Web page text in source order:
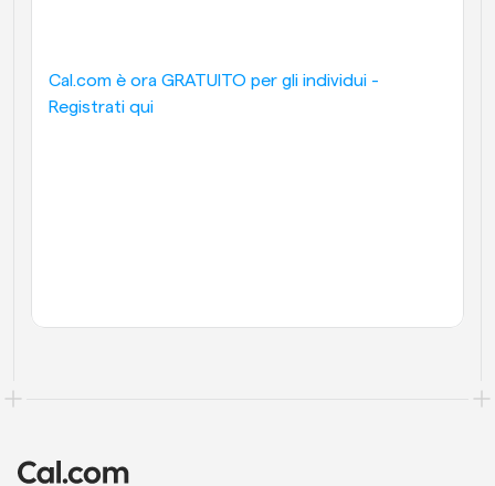
Cal.com è ora GRATUITO per gli individui -
Registrati qui